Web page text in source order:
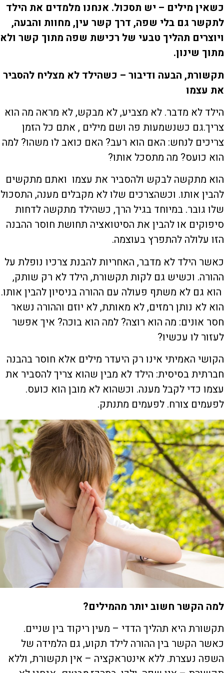
כשאין מילים – יש תסכול. אנחנו מלמדים את הילד
לתקשר גם בלי שפה, דרך קשר עין, מחוות והבעה,
ויוצרים תהליך טבעי של רכישת שפה מתוך קשר ולא
מתוך שינון.
תקשורת, הבעה ודיבור – כשהילד לא מצליח להסביר
את עצמו
הילד לא מדבר. לא מצביע, לא מבקש, לא מראה מה הוא
צריך.גם כשנשמעות פה ושם מילים , אתם כל הזמן
צריכים לנחש: האם הוא רעב? האם כואב לו משהו? למה
הוא כועס? מה מתסכל אותו?
הוא מתקשה לבקש ולהסביר את עצמו ואתם מתקשים
להבין אותו. וכשהצרכים שלו לא מקבלים מענה, התסכול
שלו גובר. במיוחד בגיל הרך, כשהילד מתקשה לדחות
סיפוקים או להבין את הסיטואציה תחושת חוסר ההבנה
הזו עלולה להתפרץ בעוצמה.
כאשר הילד לא מדבר, האחריות להבנת צרכיו נופלת על
ההורה. וכשיש גם לקות תקשורת, הילד לא רק שותק,
הוא גם לא משתף פעולה עם ההורה בניסיון להבין אותו.
הוא לא נותן רמזים, לא מאותת, לא יוזם וההורה נשאר
חסר אונים: מה הוא רוצה? למה הוא בוכה? איך אפשר
לעזור לו עכשיו?
הקושי האמיתי אינו רק היעדר מילים אלא חוסר בהבנה
חברתית בסיסית: הילד לא מבין שהוא צריך להסביר את
עצמו כדי לקבל מענה. וכשהוא לא מובן הוא כועס.
לפעמים צורח. לפעמים מתנתק.
למה הקשר חשוב יותר מהמילים?
תקשורת היא תהליך הדדי – מעין ריקוד בין שניים.
כאשר הקשר בין ההורה לילד תקוע, גם הלמידה של
השפה נעצרת. ללא אינטראקציה – אין תקשורת, וללא